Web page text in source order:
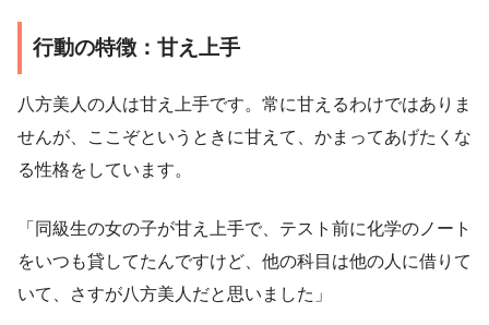
行動の特徴：甘え上手
八方美人の人は甘え上手です。常に甘えるわけではありま
せんが、ここぞというときに甘えて、かまってあげたくな
る性格をしています。
「同級生の女の子が甘え上手で、テスト前に化学のノート
をいつも貸してたんですけど、他の科目は他の人に借りて
いて、さすが八方美人だと思いました」